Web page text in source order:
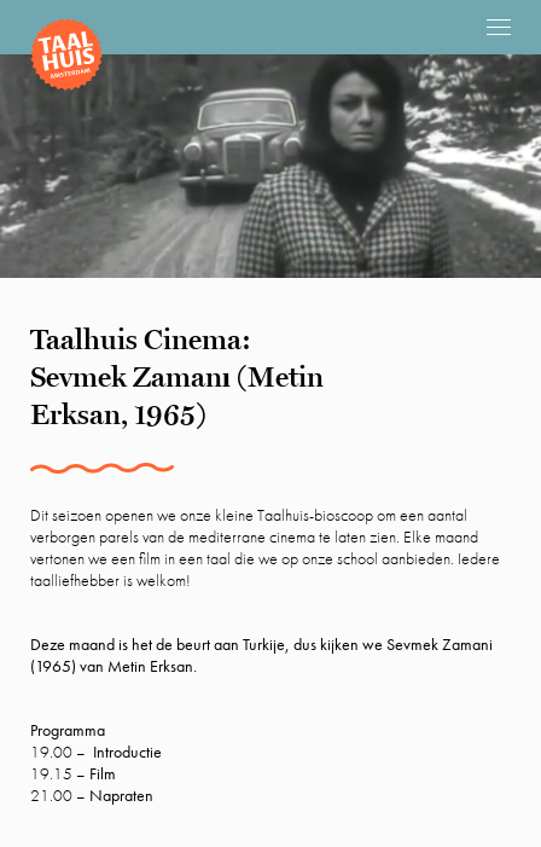
Taalhuis Cinema:
Sevmek Zamanı (Metin
Erksan, 1965)
Dit seizoen openen we onze kleine Taalhuis-bioscoop om een aantal
verborgen parels van de mediterrane cinema te laten zien. Elke maand
vertonen we een film in een taal die we op onze school aanbieden. Iedere
taalliefhebber is welkom!
Deze maand is het de beurt aan Turkije, dus kijken we Sevmek Zamani
(1965) van Metin Erksan.
Programma
19.00 – Introductie
19.15 – Film
21.00 – Napraten